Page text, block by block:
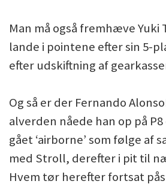
Man må også fremhæve Yuki
lande i pointene efter sin 5-
efter udskiftning af
Og så er der Fernando
alverden nåede han op på
gået ‘airborne’ som følge af
med Stroll, derefter i pit til
Hvem tør herefter fortsat